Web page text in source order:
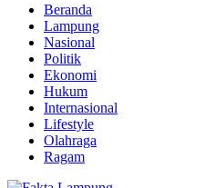
Beranda
Lampung
Nasional
Politik
Ekonomi
Hukum
Internasional
Lifestyle
Olahraga
Ragam